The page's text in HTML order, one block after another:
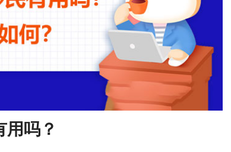
吗？